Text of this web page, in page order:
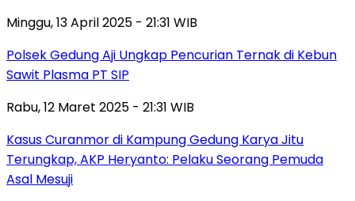
Minggu, 13 April 2025 - 21:31 WIB
Polsek Gedung Aji Ungkap Pencurian Ternak di Kebun
Sawit Plasma PT SIP
Rabu, 12 Maret 2025 - 21:31 WIB
Kasus Curanmor di Kampung Gedung Karya Jitu
Terungkap, AKP Heryanto: Pelaku Seorang Pemuda
Asal Mesuji